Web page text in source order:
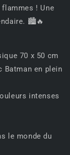
flammes ! Une
🏙️🔥
70 x 50 cm
Batman en plein
intenses
le monde du